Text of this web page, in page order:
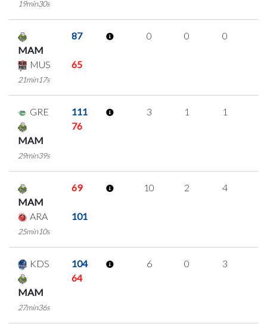
19min30s
MAM
87
MUS 65
21min17s
0 0 0
GRE 111
MAM
76
29min39s
3 1 1
MAM
69
ARA 101
25min10s
10 2 4
KDS 104
MAM
64
27min36s
6 0 3